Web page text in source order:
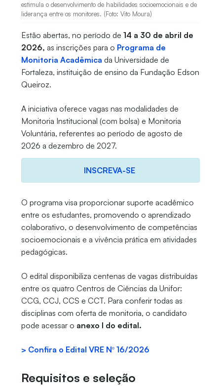
estimula o desenvolvimento de habilidades socioemocionais e de
liderança entre os monitores. (Foto: Vito Moura)
Estão abertas, no período de 14 a 30 de abril de
2026, as inscrições para o Programa de
Monitoria Acadêmica da Universidade de
Fortaleza, instituição de ensino da Fundação Edson
Queiroz.
A iniciativa oferece vagas nas modalidades de
Monitoria Institucional (com bolsa) e Monitoria
Voluntária, referentes ao período de agosto de
2026 a dezembro de 2027.
INSCREVA-SE
O programa visa proporcionar suporte acadêmico
entre os estudantes, promovendo o aprendizado
colaborativo, o desenvolvimento de competências
socioemocionais e a vivência prática em atividades
pedagógicas.
O edital disponibiliza centenas de vagas distribuídas
entre os quatro Centros de Ciências da Unifor:
CCG, CCJ, CCS e CCT. Para conferir todas as
disciplinas com oferta de monitoria, o candidato
pode acessar o anexo I do edital.
> Confira o Edital VRE Nº 16/2026
Requisitos e seleção